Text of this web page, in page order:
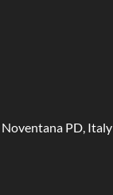
PD, Italy